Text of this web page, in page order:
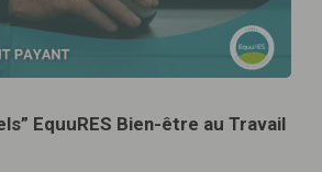
EquuRES Bien-être au Travail